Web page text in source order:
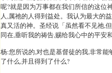
呢?就是因为万事都在我们所信的这位
人,属祂的人得到益处。我认为最大的
真又活的神。圣经说「虽然看不见祂,
同在,垂听我的祷告,赐给我心中的平安
杨:您所说的,对也是基督徒的我,非常
了什么,并且得到了什么?